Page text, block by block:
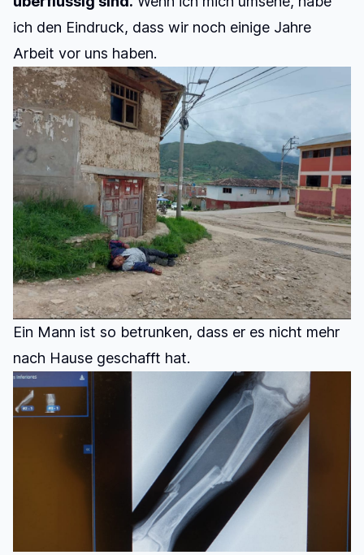
ich den Eindruck, dass wir noch einige Jahre
Arbeit vor uns haben.
Ein Mann ist so betrunken, dass er es nicht mehr
nach Hause geschafft hat.